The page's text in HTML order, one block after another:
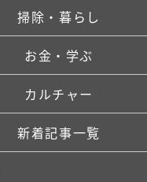
掃除・暮らし
お金・学ぶ
カルチャー
新着記事一覧